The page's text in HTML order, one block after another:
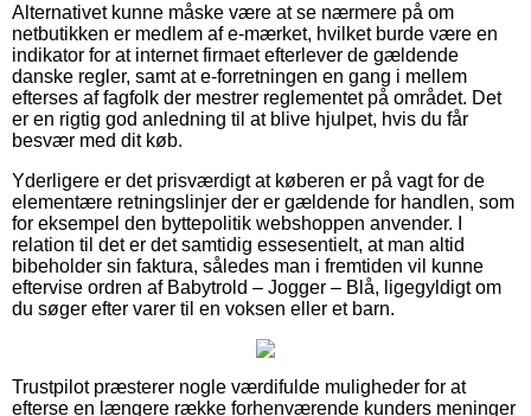
Alternativet kunne måske være at se nærmere på om
netbutikken er medlem af e-mærket, hvilket burde være en
indikator for at internet firmaet efterlever de gældende
danske regler, samt at e-forretningen en gang i mellem
efterses af fagfolk der mestrer reglementet på området. Det
er en rigtig god anledning til at blive hjulpet, hvis du får
besvær med dit køb.
Yderligere er det prisværdigt at køberen er på vagt for de
elementære retningslinjer der er gældende for handlen, som
for eksempel den byttepolitik webshoppen anvender. I
relation til det er det samtidig essesentielt, at man altid
bibeholder sin faktura, således man i fremtiden vil kunne
eftervise ordren af Babytrold – Jogger – Blå, ligegyldigt om
du søger efter varer til en voksen eller et barn.
Trustpilot præsterer nogle værdifulde muligheder for at
efterse en længere række forhenværende kunders meninger